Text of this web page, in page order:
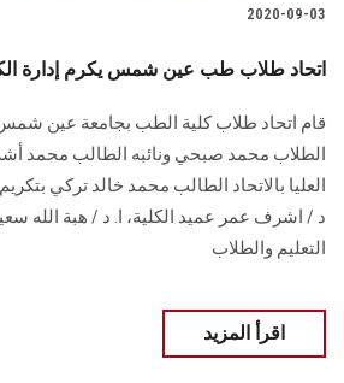
2020-09-03
اتحاد طلاب طب عين شمس يكرم إدارة
قام اتحاد طلاب كلية الطب بجامعة عين
الطلاب محمد صبحي ونائبه الطالب محمد
العليا بالاتحاد الطالب محمد خالد تركي
د / اشرف عمر عميد الكلية، ا. د / هبة الله
التعليم والطلاب
اقرأ المزيد